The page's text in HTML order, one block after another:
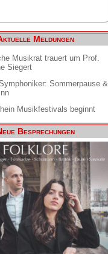
Meldungen
Musikrat trauert um Prof.
Siegert
Sommerpause &
Musikfestivals beginnt
Besprechungen